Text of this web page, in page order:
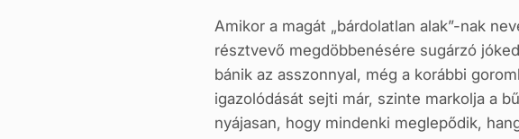
Amikor a magát „bárdolatlan alak”-nak
résztvevő megdöbbenésére sugárzó
bánik az asszonnyal, még a korábbi
igazolódását sejti már, szinte markolja a
nyájasan, hogy mindenki meglepődik,